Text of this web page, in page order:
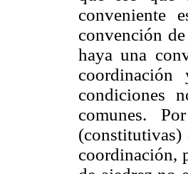
conveniente
convención
haya una
coordinación
condiciones
comunes.
(constitutivas)
coordinación,